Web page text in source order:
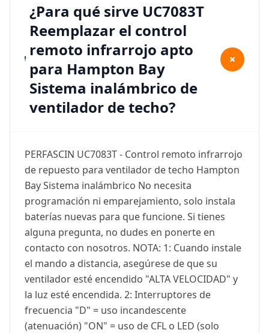
¿Para qué sirve UC7083T
Reemplazar el control
remoto infrarrojo apto
para Hampton Bay
Sistema inalámbrico de
ventilador de techo?
+
PERFASCIN UC7083T - Control remoto infrarrojo
de repuesto para ventilador de techo Hampton
Bay Sistema inalámbrico No necesita
programación ni emparejamiento, solo instala
baterías nuevas para que funcione. Si tienes
alguna pregunta, no dudes en ponerte en
contacto con nosotros. NOTA: 1: Cuando instale
el mando a distancia, asegúrese de que su
ventilador esté encendido "ALTA VELOCIDAD" y
la luz esté encendida. 2: Interruptores de
frecuencia "D" = uso incandescente
(atenuación) "ON" = uso de CFL o LED (solo